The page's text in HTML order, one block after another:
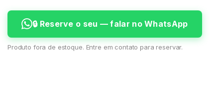
🔒 Reserve o seu — falar no WhatsApp
Produto fora de estoque. Entre em contato para reservar.